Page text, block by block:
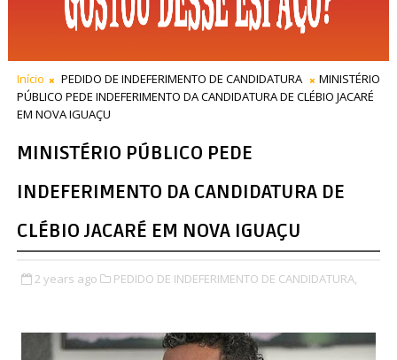
Início PEDIDO DE INDEFERIMENTO DE CANDIDATURA
MINISTÉRIO
PÚBLICO PEDE INDEFERIMENTO DA CANDIDATURA DE CLÉBIO JACARÉ
EM NOVA IGUAÇU
MINISTÉRIO PÚBLICO PEDE
INDEFERIMENTO DA CANDIDATURA DE
CLÉBIO JACARÉ EM NOVA IGUAÇU
2 years ago PEDIDO DE INDEFERIMENTO DE CANDIDATURA,